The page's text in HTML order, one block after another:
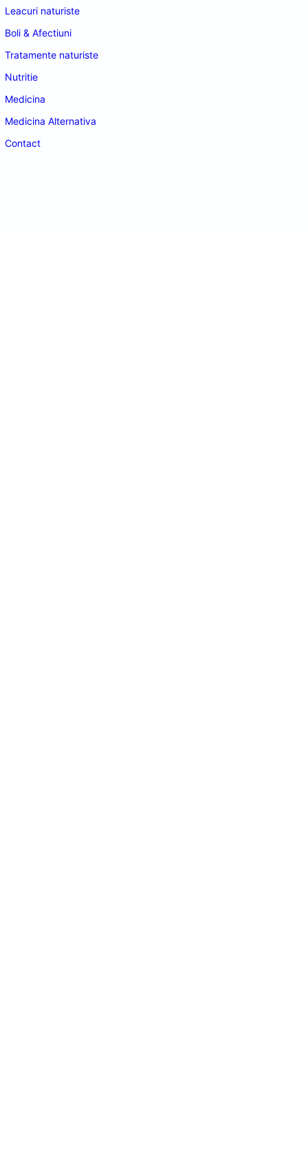
Leacuri naturiste
Boli & Afectiuni
Tratamente naturiste
Nutritie
Medicina
Medicina Alternativa
Contact